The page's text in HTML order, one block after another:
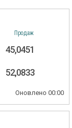
Продаж
45,0451
52,0833
Оновлено 00:00